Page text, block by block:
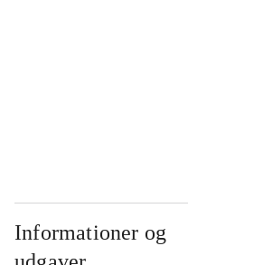
Informationer og